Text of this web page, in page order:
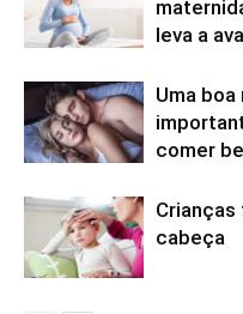
leva a
Uma
comer
cabeça